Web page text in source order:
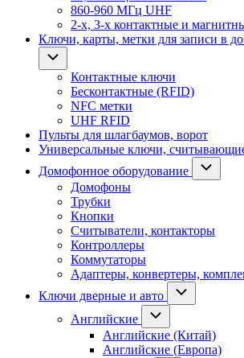
860-960 МГц UHF
2-х, 3-х контактные и
Ключи, карты, метки для записи в
Контактные ключи
Бесконтактные (RFID)
NFC метки
UHF RFID
Пульты для шлагбаумов, ворот
Универсальные ключи,
Домофонное оборудование
Домофоны
Трубки
Кнопки
Считыватели, контакторы
Контроллеры
Коммутаторы
Адаптеры, конвертеры,
Ключи дверные и авто
Английские
Английские (Китай)
Английские (Европа)